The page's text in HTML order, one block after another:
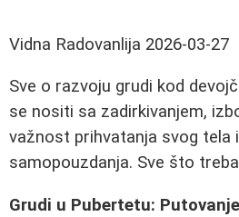
Vidna Radovanlija 2026-03-27
Sve o razvoju grudi kod
se nositi sa zadirkivanjem,
važnost prihvatanja svog tela
samopouzdanja. Sve što
Grudi u Pubertetu: